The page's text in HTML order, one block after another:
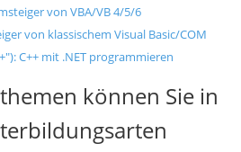
von VBA/VB 4/5/6
von klassischem Visual Basic/COM
C++ mit .NET programmieren
können Sie in